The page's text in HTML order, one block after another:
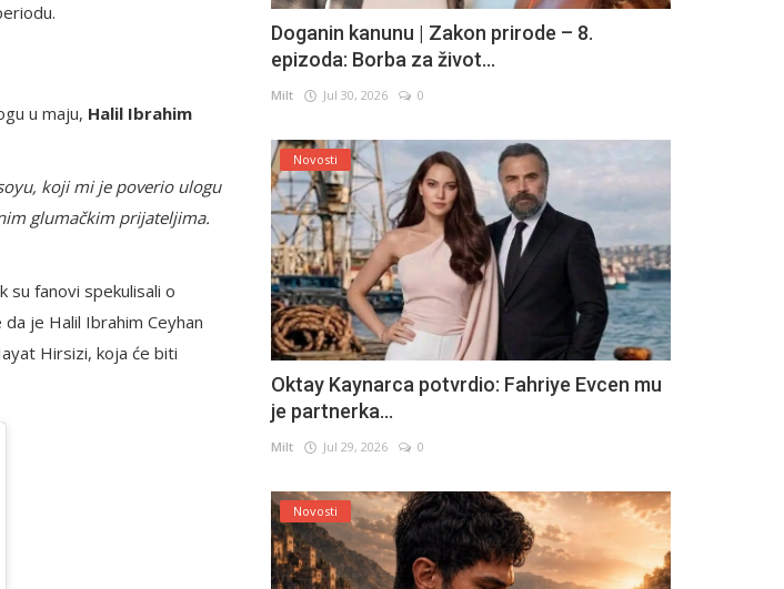
u maju, Halil Ibrahim
koji mi je poverio ulogu
glumačkim prijateljima.
su fanovi spekulisali o
je Halil Ibrahim Ceyhan
Hirsizi, koja će biti
Doganin kanunu | Zakon prirode – 8.
epizoda: Borba za život...
Milt Jul 30, 2026 0
Novosti
Oktay Kaynarca potvrdio: Fahriye Evcen mu
je partnerka...
Milt Jul 29, 2026 0
Novosti